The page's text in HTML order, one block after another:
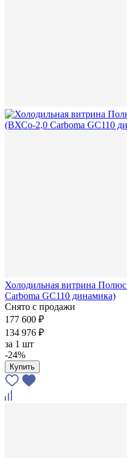
Холодильная витрина
Carboma GC110 динамика)
Снято с продажи
177 600 ₽
134 976 ₽
за 1 шт
-24%
Купить